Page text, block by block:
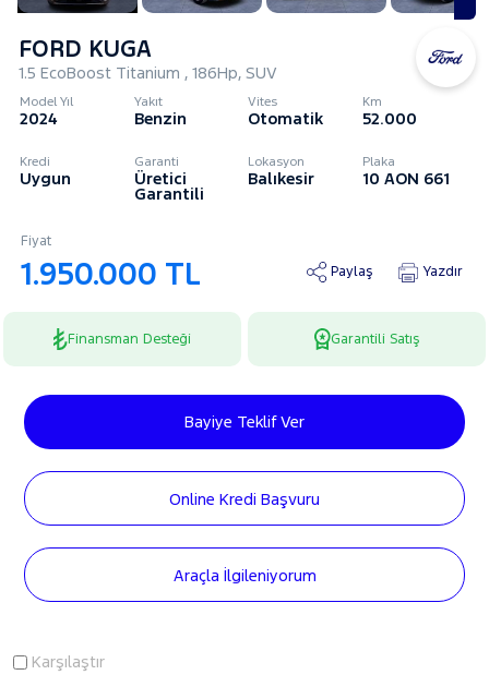
FORD KUGA
1.5 EcoBoost Titanium , 186Hp, SUV
Model Yıl
2024
Yakıt
Benzin
Vites
Otomatik
Km
52.000
Kredi
Uygun
Garanti
Üretici
Garantili
Lokasyon
Balıkesir
Plaka
10 AON 661
Fiyat
1.950.000 TL Paylaş Yazdır
Finansman Desteği Garantili Satış
Bayiye Teklif Ver
Online Kredi Başvuru
Araçla İlgileniyorum
Karşılaştır